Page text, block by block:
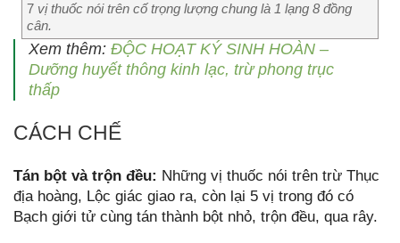
7 vị thuốc nói trên cố trọng lượng chung là 1 lạng 8 đồng
cân.
Xem thêm: ĐỘC HOẠT KÝ SINH HOÀN –
Dưỡng huyết thông kinh lạc, trừ phong trục
thấp
CÁCH CHẾ
Tán bột và trộn đều: Những vị thuốc nói trên trừ Thục
địa hoàng, Lộc giác giao ra, còn lại 5 vị trong đó có
Bạch giới tử cùng tán thành bột nhỏ, trộn đều, qua rây.